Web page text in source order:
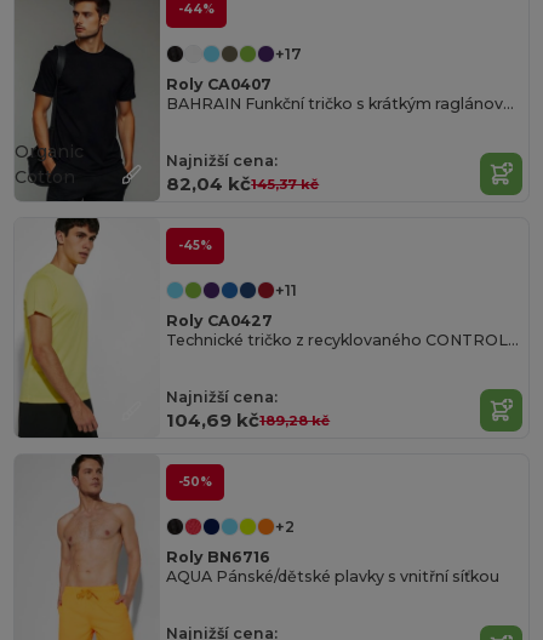
-44%
+17
Roly CA0407
BAHRAIN Funkční tričko s krátkým raglánovým rukávem
Najnižší cena:
82,04 kč145,37 kč
Organic
Cotton
-45%
+11
Roly CA0427
Technické tričko z recyklovaného CONTROL-DRY polyesteru
Najnižší cena:
104,69 kč189,28 kč
-50%
+2
Roly BN6716
AQUA Pánské/dětské plavky s vnitřní síťkou
Najnižší cena: